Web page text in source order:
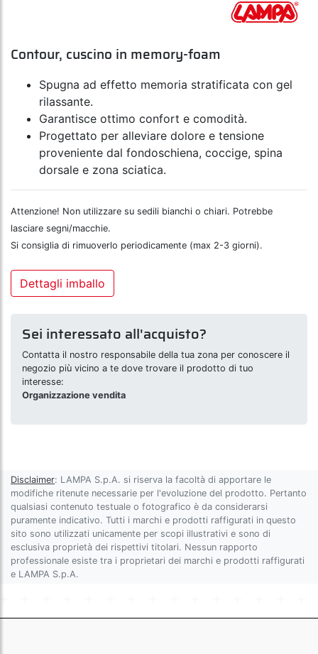
Contour, cuscino in memory-foam
Spugna ad effetto memoria stratificata con gel
rilassante.
Garantisce ottimo confort e comodità.
Progettato per alleviare dolore e tensione
proveniente dal fondoschiena, coccige, spina
dorsale e zona sciatica.
Attenzione! Non utilizzare su sedili bianchi o chiari. Potrebbe
lasciare segni/macchie.
Si consiglia di rimuoverlo periodicamente (max 2-3 giorni).
Dettagli imballo
Sei interessato all'acquisto?
Contatta il nostro responsabile della tua zona per conoscere il
negozio più vicino a te dove trovare il prodotto di tuo
interesse:
Organizzazione vendita
Disclaimer: LAMPA S.p.A. si riserva la facoltà di apportare le
modifiche ritenute necessarie per l'evoluzione del prodotto. Pertanto
qualsiasi contenuto testuale o fotografico è da considerarsi
puramente indicativo. Tutti i marchi e prodotti raffigurati in questo
sito sono utilizzati unicamente per scopi illustrativi e sono di
esclusiva proprietà dei rispettivi titolari. Nessun rapporto
professionale esiste tra i proprietari dei marchi e prodotti raffigurati
e LAMPA S.p.A.